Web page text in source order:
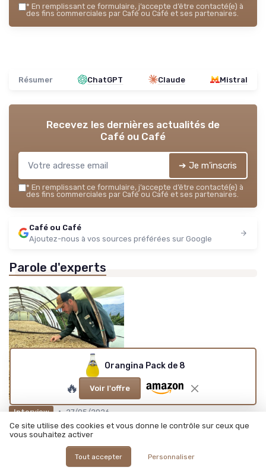
* En remplissant ce formulaire, j’accepte d’être contacté(e) à
des fins commerciales par Café ou Café et ses partenaires.
Résumer ChatGPT Claude Mistral
Recevez les dernières actualités de
Café ou Café
➔ Je m'inscris
* En remplissant ce formulaire, j’accepte d’être contacté(e) à
des fins commerciales par Café ou Café et ses partenaires.
Café ou Café
Ajoutez-nous à vos sources préférées sur Google
Parole d'experts
Interview • 27/05/2026
Interview de Johan Didou :
Les coulisses d'un
torréfacteur : développer
une marque artisanale
Orangina Pack de 8
🔥 Voir l'offre
Ce site utilise des cookies et vous donne le contrôle sur ceux que
vous souhaitez activer
Tout accepter Personnaliser